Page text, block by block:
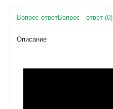
Вопрос - ответ (0)
Описание